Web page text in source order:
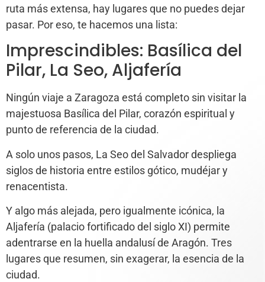
ruta más extensa, hay lugares que no puedes dejar
pasar. Por eso, te hacemos una lista:
Imprescindibles: Basílica del
Pilar, La Seo, Aljafería
Ningún viaje a Zaragoza está completo sin visitar la
majestuosa Basílica del Pilar, corazón espiritual y
punto de referencia de la ciudad.
A solo unos pasos, La Seo del Salvador despliega
siglos de historia entre estilos gótico, mudéjar y
renacentista.
Y algo más alejada, pero igualmente icónica, la
Aljafería (palacio fortificado del siglo XI) permite
adentrarse en la huella andalusí de Aragón. Tres
lugares que resumen, sin exagerar, la esencia de la
ciudad.